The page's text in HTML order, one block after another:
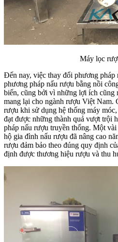
Máy lọc
Đến nay, việc thay đổi phương pháp
phương pháp nấu rượu bằng nồi
biến, cũng bởi vì những lợi ích cũng
mang lại cho ngành rượu Việt Nam.
rượu khi sử dụng hệ thống máy
đạt được những thành quả vượt trội
pháp nấu rượu truyền thống. Một
hộ gia đình nấu rượu đã nâng cao
rượu đảm bảo theo đúng quy định
định được thương hiệu rượu và thu